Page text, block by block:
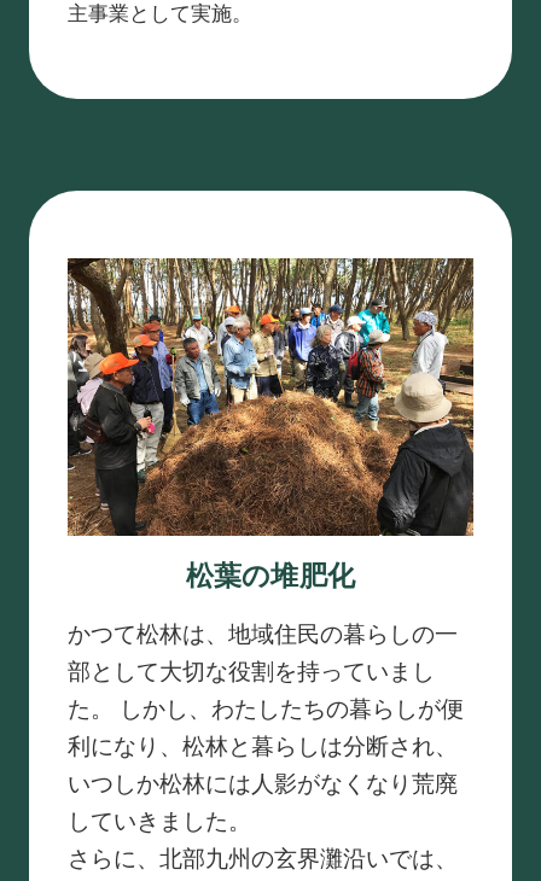
主事業として実施。
松葉の堆肥化
かつて松林は、地域住民の暮らしの一
部として大切な役割を持っていまし
た。 しかし、わたしたちの暮らしが便
利になり、松林と暮らしは分断され、
いつしか松林には人影がなくなり荒廃
していきました。
さらに、北部九州の玄界灘沿いでは、